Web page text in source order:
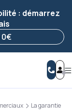
: démarrez
La garantie